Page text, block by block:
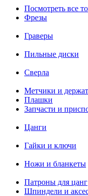
Посмотреть все
Фрезы
Граверы
Пильные диски
Сверла
Метчики и
Плашки
Запчасти и
Цанги
Гайки и ключи
Ножи и бланкеты
Патроны для цанг
Шпиндели и